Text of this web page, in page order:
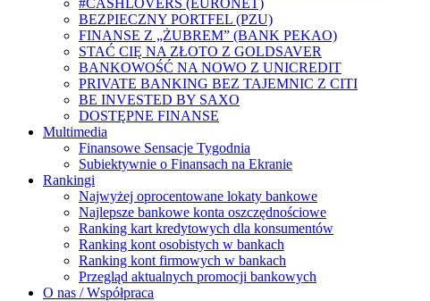
#CASHLOVERS (EURONET)
BEZPIECZNY PORTFEL (PZU)
FINANSE Z „ŻUBREM” (BANK PEKAO)
STAĆ CIĘ NA ZŁOTO Z GOLDSAVER
BANKOWOŚĆ NA NOWO Z UNICREDIT
PRIVATE BANKING BEZ TAJEMNIC Z CITI
BE INVESTED BY SAXO
DOSTĘPNE FINANSE
Multimedia
Finansowe Sensacje Tygodnia
Subiektywnie o Finansach na Ekranie
Rankingi
Najwyżej oprocentowane lokaty bankowe
Najlepsze bankowe konta oszczędnościowe
Ranking kart kredytowych dla konsumentów
Ranking kont osobistych w bankach
Ranking kont firmowych w bankach
Przegląd aktualnych promocji bankowych
O nas / Współpraca